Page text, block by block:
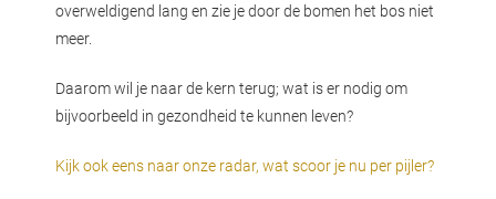
overweldigend lang en zie je door de bomen het bos niet
meer.
Daarom wil je naar de kern terug; wat is er nodig om
bijvoorbeeld in gezondheid te kunnen leven?
Kijk ook eens naar onze radar, wat scoor je nu per pijler?